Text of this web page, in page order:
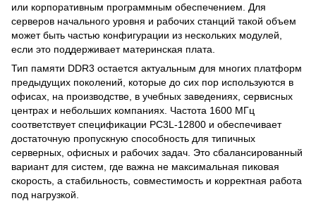
или корпоративным программным обеспечением. Для
серверов начального уровня и рабочих станций такой объем
может быть частью конфигурации из нескольких модулей,
если это поддерживает материнская плата.
Тип памяти DDR3 остается актуальным для многих платформ
предыдущих поколений, которые до сих пор используются в
офисах, на производстве, в учебных заведениях, сервисных
центрах и небольших компаниях. Частота 1600 МГц
соответствует спецификации PC3L-12800 и обеспечивает
достаточную пропускную способность для типичных
серверных, офисных и рабочих задач. Это сбалансированный
вариант для систем, где важна не максимальная пиковая
скорость, а стабильность, совместимость и корректная работа
под нагрузкой.